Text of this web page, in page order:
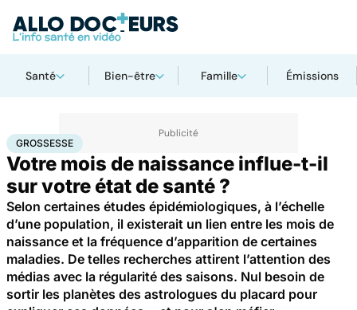
Santé Bien-être Famille Émissions
AccueilSantéMaladies
GROSSESSE
Votre mois de naissance influe-t-il
sur votre état de santé ?
Selon certaines études épidémiologiques, à l’échelle
d’une population, il existerait un lien entre les mois de
naissance et la fréquence d’apparition de certaines
maladies. De telles recherches attirent l’attention des
médias avec la régularité des saisons. Nul besoin de
sortir les planètes des astrologues du placard pour